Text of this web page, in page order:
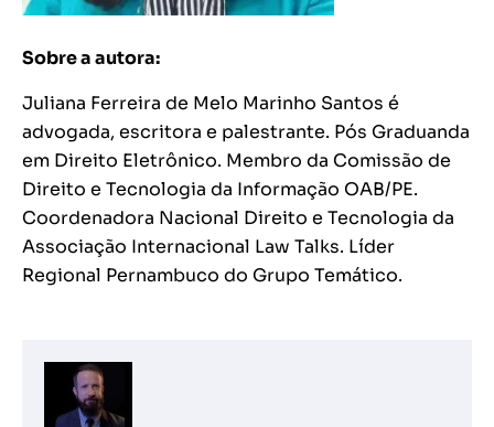
Sobre a autora:
Juliana Ferreira de Melo Marinho Santos é
advogada, escritora e palestrante. Pós Graduanda
em Direito Eletrônico. Membro da Comissão de
Direito e Tecnologia da Informação OAB/PE.
Coordenadora Nacional Direito e Tecnologia da
Associação Internacional Law Talks. Líder
Regional Pernambuco do Grupo Temático.